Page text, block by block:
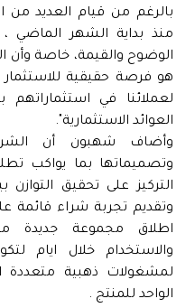
بالرغم من قيام العديد من
منذ بداية الشهر الماضي
الوضوح والقيمة، خاصة وأن
هو فرصة حقيقية للاستثمار
لعملائنا في
العوائد الاستثمارية".
وأضاف شهبون أن
وتصميماتها بما يواكب
التركيز على تحقيق التوازن
وتقديم تجربة شراء قائمة
اطلاق مجموعة جديدة
والاستخدام خلال ايام
لمشغولات ذهبية متعددة
الواحد للمنتج .